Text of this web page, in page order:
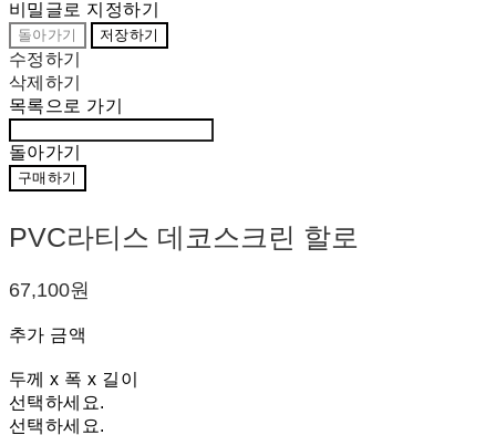
비밀글로 지정하기
돌아가기 저장하기
수정하기
삭제하기
목록으로 가기
돌아가기
구매하기
PVC라티스 데코스크린 할로
67,100원
추가 금액
두께 x 폭 x 길이
선택하세요.
선택하세요.